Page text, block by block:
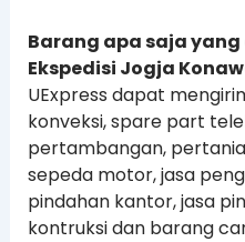
Barang apa saja
Ekspedisi Jogja
UExpress dapat
konveksi, spare part
pertambangan,
sepeda motor, jasa
pindahan kantor, jasa
kontruksi dan barang